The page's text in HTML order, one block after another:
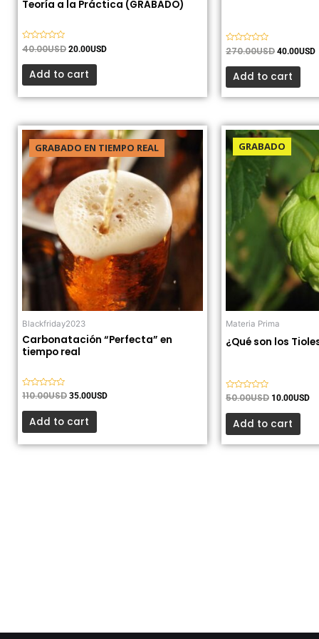
Teoría a la Práctica (GRABADO)
Valorado
con
0
40.00USD 20.00USD
Add to cart
Valorado
con
0
270.00USD 40.00USD
Add to cart
GRABADO EN TIEMPO REAL
Blackfriday2023
Carbonatación “Perfecta” en
tiempo real
Valorado
0
110.00USD
El
precio
original
era:
110.00USD.
35.00USD
El
precio
actual
es:
35.00USD.
Add to cart
GRABADO
Materia Prima
¿Qué son los
Valorado
0
50.00USD
El
precio
original
50.00USD.
10.00USD
El
es:
Add to cart